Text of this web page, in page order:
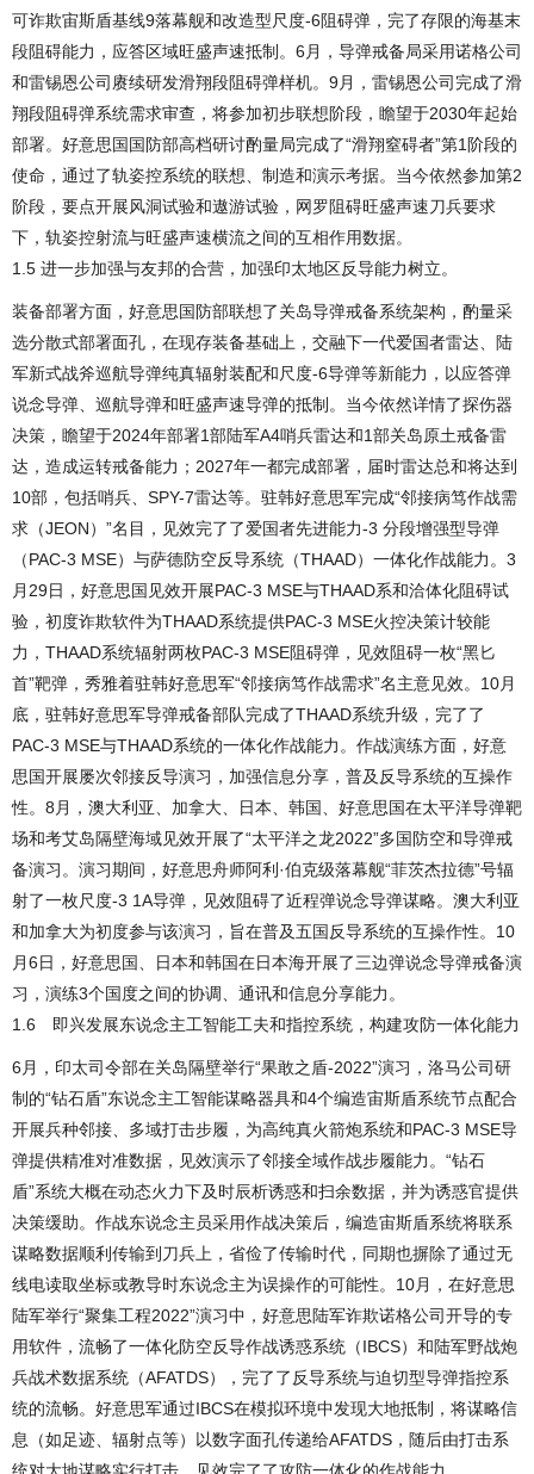
可诈欺宙斯盾基线9落幕舰和改造型尺度-6阻碍弹，完了存限的海基末
段阻碍能力，应答区域旺盛声速抵制。6月，导弹戒备局采用诺格公司
和雷锡恩公司赓续研发滑翔段阻碍弹样机。9月，雷锡恩公司完成了滑
翔段阻碍弹系统需求审查，将参加初步联想阶段，瞻望于2030年起始
部署。好意思国国防部高档研讨酌量局完成了“滑翔窒碍者”第1阶段的
使命，通过了轨姿控系统的联想、制造和演示考据。当今依然参加第2
阶段，要点开展风洞试验和遨游试验，网罗阻碍旺盛声速刀兵要求
下，轨姿控射流与旺盛声速横流之间的互相作用数据。
1.5 进一步加强与友邦的合营，加强印太地区反导能力树立。
装备部署方面，好意思国防部联想了关岛导弹戒备系统架构，酌量采
选分散式部署面孔，在现存装备基础上，交融下一代爱国者雷达、陆
军新式战斧巡航导弹纯真辐射装配和尺度-6导弹等新能力，以应答弹
说念导弹、巡航导弹和旺盛声速导弹的抵制。当今依然详情了探伤器
决策，瞻望于2024年部署1部陆军A4哨兵雷达和1部关岛原土戒备雷
达，造成运转戒备能力；2027年一都完成部署，届时雷达总和将达到
10部，包括哨兵、SPY-7雷达等。驻韩好意思军完成“邻接病笃作战需
求（JEON）”名目，见效完了了爱国者先进能力-3 分段增强型导弹
（PAC-3 MSE）与萨德防空反导系统（THAAD）一体化作战能力。3
月29日，好意思国见效开展PAC-3 MSE与THAAD系和洽体化阻碍试
验，初度诈欺软件为THAAD系统提供PAC-3 MSE火控决策计较能
力，THAAD系统辐射两枚PAC-3 MSE阻碍弹，见效阻碍一枚“黑匕
首”靶弹，秀雅着驻韩好意思军“邻接病笃作战需求”名主意见效。10月
底，驻韩好意思军导弹戒备部队完成了THAAD系统升级，完了了
PAC-3 MSE与THAAD系统的一体化作战能力。作战演练方面，好意
思国开展屡次邻接反导演习，加强信息分享，普及反导系统的互操作
性。8月，澳大利亚、加拿大、日本、韩国、好意思国在太平洋导弹靶
场和考艾岛隔壁海域见效开展了“太平洋之龙2022”多国防空和导弹戒
备演习。演习期间，好意思舟师阿利·伯克级落幕舰“菲茨杰拉德”号辐
射了一枚尺度-3 1A导弹，见效阻碍了近程弹说念导弹谋略。澳大利亚
和加拿大为初度参与该演习，旨在普及五国反导系统的互操作性。10
月6日，好意思国、日本和韩国在日本海开展了三边弹说念导弹戒备演
习，演练3个国度之间的协调、通讯和信息分享能力。
1.6 即兴发展东说念主工智能工夫和指控系统，构建攻防一体化能力
6月，印太司令部在关岛隔壁举行“果敢之盾-2022”演习，洛马公司研
制的“钻石盾”东说念主工智能谋略器具和4个编造宙斯盾系统节点配合
开展兵种邻接、多域打击步履，为高纯真火箭炮系统和PAC-3 MSE导
弹提供精准对准数据，见效演示了邻接全域作战步履能力。“钻石
盾”系统大概在动态火力下及时辰析诱惑和扫余数据，并为诱惑官提供
决策缓助。作战东说念主员采用作战决策后，编造宙斯盾系统将联系
谋略数据顺利传输到刀兵上，省俭了传输时代，同期也摒除了通过无
线电读取坐标或教导时东说念主为误操作的可能性。10月，在好意思
陆军举行“聚集工程2022”演习中，好意思陆军诈欺诺格公司开导的专
用软件，流畅了一体化防空反导作战诱惑系统（IBCS）和陆军野战炮
兵战术数据系统（AFATDS），完了了反导系统与迫切型导弹指控系
统的流畅。好意思军通过IBCS在模拟环境中发现大地抵制，将谋略信
息（如足迹、辐射点等）以数字面孔传递给AFATDS，随后由打击系